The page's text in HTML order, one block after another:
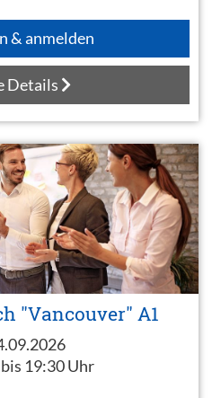
& anmelden
Details
"Vancouver" A1
19:30 Uhr